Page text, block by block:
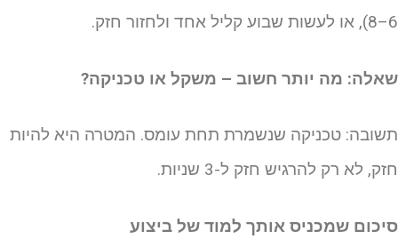
חזק.
מה יותר חשוב – משקל או טכניקה?
טכניקה שנשמרת תחת עומס. המטרה היא להיות
לא רק להרגיש חזק ל-3 שניות.
שמכניס אותך למוד של ביצוע